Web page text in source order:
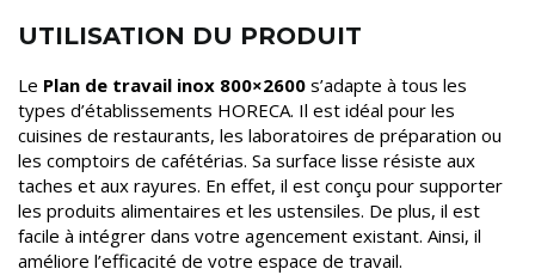
UTILISATION DU PRODUIT
Le Plan de travail inox 800×2600 s’adapte à tous les
types d’établissements HORECA. Il est idéal pour les
cuisines de restaurants, les laboratoires de préparation ou
les comptoirs de cafétérias. Sa surface lisse résiste aux
taches et aux rayures. En effet, il est conçu pour supporter
les produits alimentaires et les ustensiles. De plus, il est
facile à intégrer dans votre agencement existant. Ainsi, il
améliore l’efficacité de votre espace de travail.